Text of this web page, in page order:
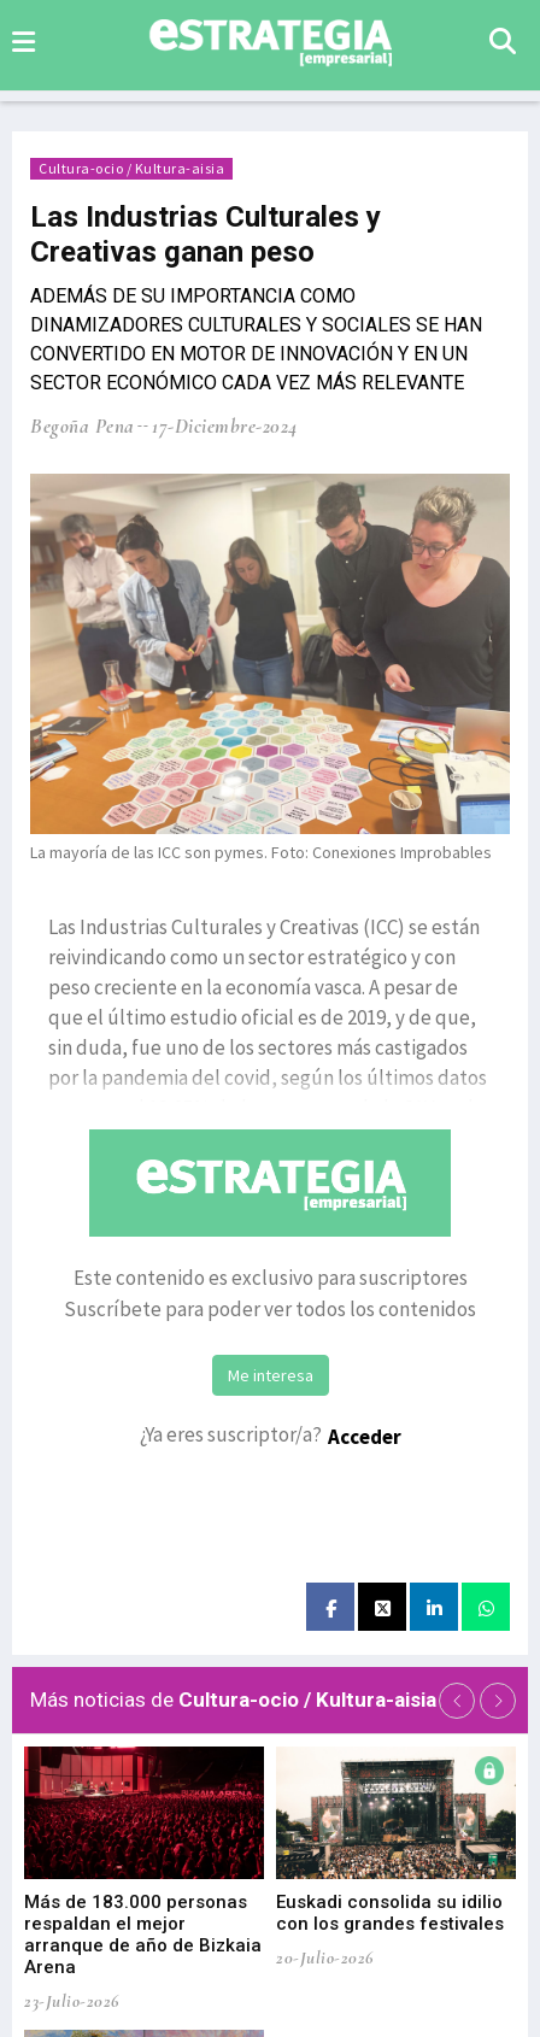
Cultura-ocio / Kultura-aisia
Las Industrias Culturales y
Creativas ganan peso
ADEMÁS DE SU IMPORTANCIA COMO
DINAMIZADORES CULTURALES Y SOCIALES SE HAN
CONVERTIDO EN MOTOR DE INNOVACIÓN Y EN UN
SECTOR ECONÓMICO CADA VEZ MÁS RELEVANTE
Begoña Pena 17-Diciembre-2024
La mayoría de las ICC son pymes. Foto: Conexiones Improbables
Las Industrias Culturales y Creativas (ICC) se están
reivindicando como un sector estratégico y con
peso creciente en la economía vasca. A pesar de
que el último estudio oficial es de 2019, y de que,
sin duda, fue uno de los sectores más castigados
por la pandemia del covid, según los últimos datos
Este contenido es exclusivo para suscriptores
Suscríbete para poder ver todos los contenidos
Me interesa
¿Ya eres suscriptor/a? Acceder
Más noticias de Cultura-ocio / Kultura-aisia
Más de 183.000 personas
respaldan el mejor
arranque de año de Bizkaia
Arena
23-Julio-2026
Euskadi consolida su idilio
con los grandes festivales
20-Julio-2026